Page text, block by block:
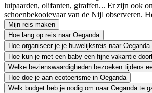
luipaarden, olifanten, giraffen... Er zijn ook
schoenbekooievaar van de Nijl observeren.
Mijn reis maken
Hoe lang op reis naar Oeganda
Hoe organiseer je je huwelijksreis naar Oeganda
Hoe kun je met een baby een fijne vakantie
Welke bezienswaardigheden bezoeken tijdens
Hoe doe je aan ecotoerisme in Oeganda
Welk budget heb je nodig om naar Oeganda te